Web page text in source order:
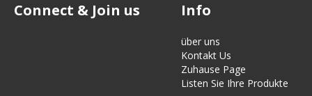
Connect & Join us Info
über uns
Kontakt Us
Zuhause Page
Listen Sie Ihre Produkte